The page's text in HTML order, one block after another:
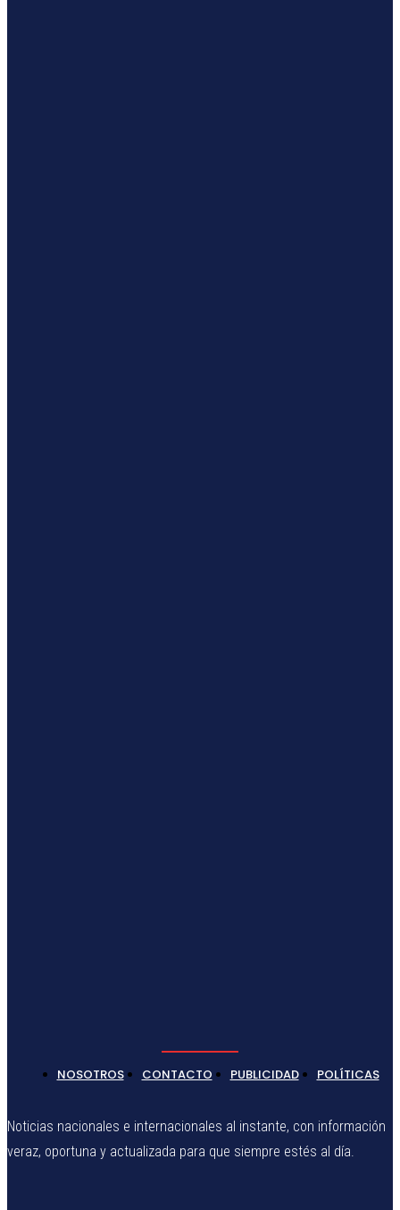
NOSOTROS CONTACTO PUBLICIDAD POLÍTICAS
Noticias nacionales e internacionales al instante, con información
veraz, oportuna y actualizada para que siempre estés al día.